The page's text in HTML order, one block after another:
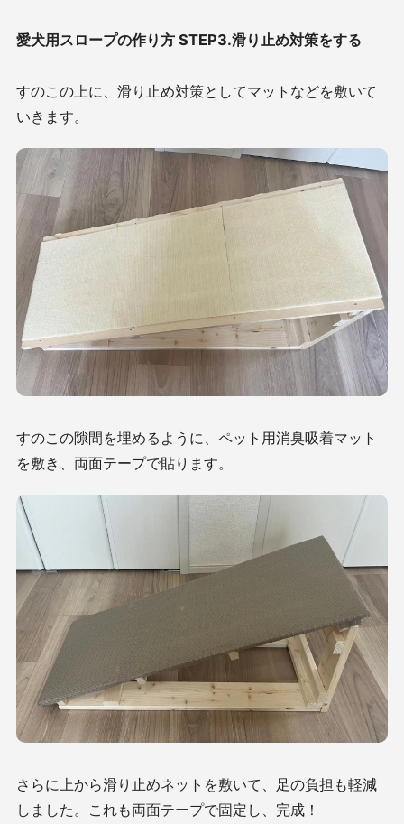
愛犬用スロープの作り方 STEP3.滑り止め対策をする
すのこの上に、滑り止め対策としてマットなどを敷いて
いきます。
すのこの隙間を埋めるように、ペット用消臭吸着マット
を敷き、両面テープで貼ります。
さらに上から滑り止めネットを敷いて、足の負担も軽減
しました。これも両面テープで固定し、完成！